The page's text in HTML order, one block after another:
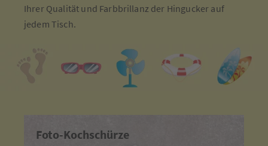
Ihrer Qualität und Farbbrillanz der Hingucker auf
jedem Tisch.
Foto-Kochschürze